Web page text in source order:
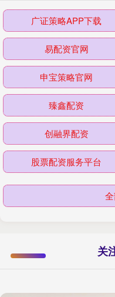
广证策略APP下载
易配资官网
申宝策略官网
臻鑫配资
创融界配资
股票配资服务平台
关